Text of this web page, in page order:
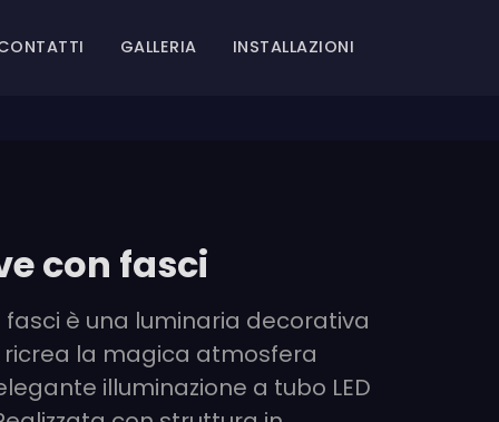
GALLERIA INSTALLAZIONI
con fasci
fasci è una luminaria decorativa
la magica atmosfera
illuminazione a tubo LED